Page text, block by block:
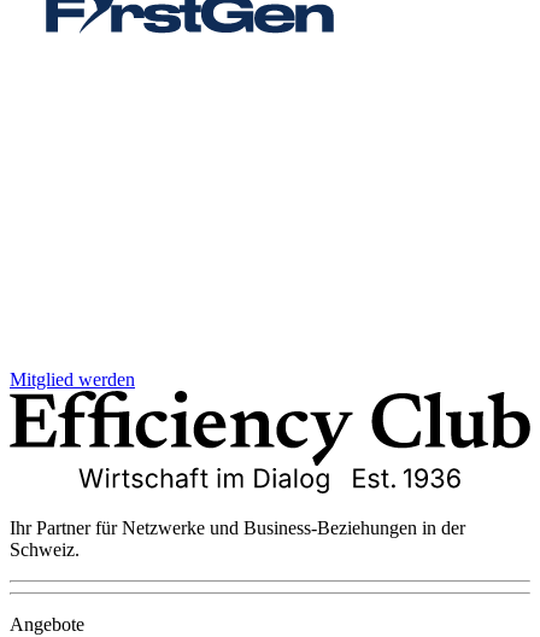
Mitglied werden
Ihr Partner für Netzwerke und Business-Beziehungen in der
Schweiz.
Angebote